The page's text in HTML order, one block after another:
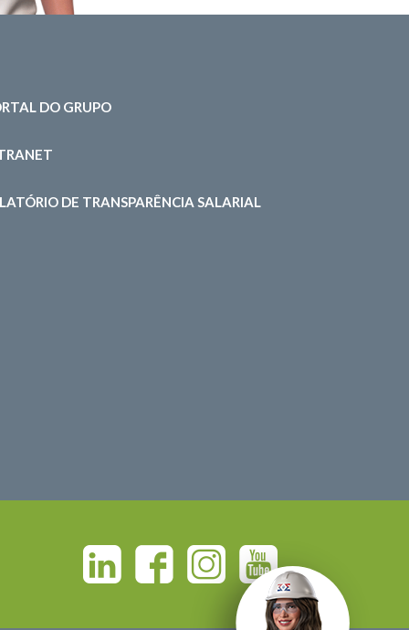
DO GRUPO
DE TRANSPARÊNCIA SALARIAL
Linkedin Facebook Instagram